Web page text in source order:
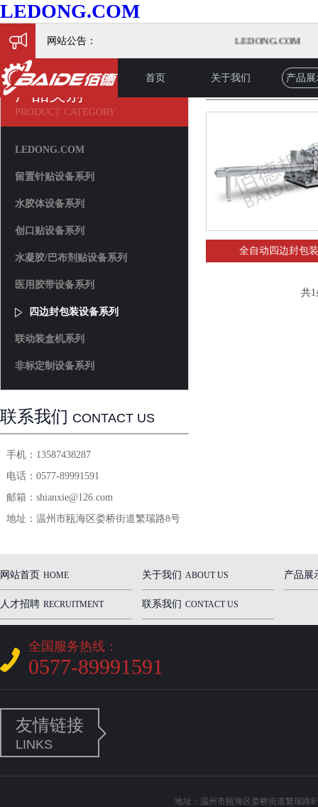
LEDONG.COM
首页 关于我们 产品展
网站公告： LEDONG.COM
产品类别
PRODUCT CATEGORY
LEDONG.COM
留置针贴设备系列
水胶体设备系列
创口贴设备系列
水凝胶/巴布剂贴设备系列
医用胶带设备系列
四边封包装设备系列
联动装盒机系列
非标定制设备系列
联系我们 CONTACT US
手机： 13587438287
电话： 0577-89991591
邮箱： shianxie@126.com
地址： 温州市瓯海区娄桥街道繁瑞路8号
产品展示
全自动四边封包
共1
网站首页 HOME 关于我们 ABOUT US 产品展
人才招聘 RECRUITMENT 联系我们 CONTACT US
全国服务热线：
0577-89991591
友情链接
LINKS
地址：温州市瓯海区娄桥街道繁